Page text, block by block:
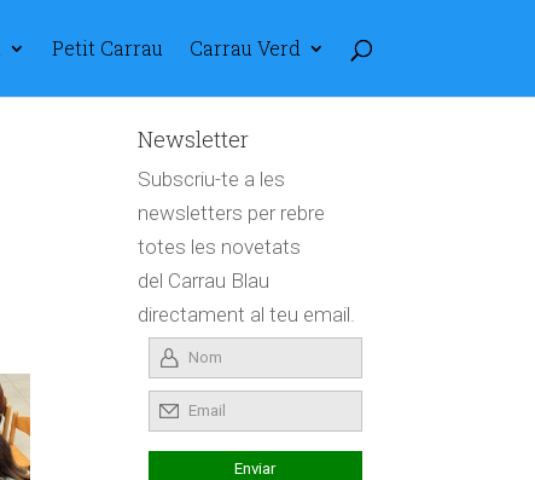
Petit Carrau Carrau Verd
Newsletter
Subscriu-te a les
newsletters per rebre
totes les novetats
del Carrau Blau
directament al teu email.